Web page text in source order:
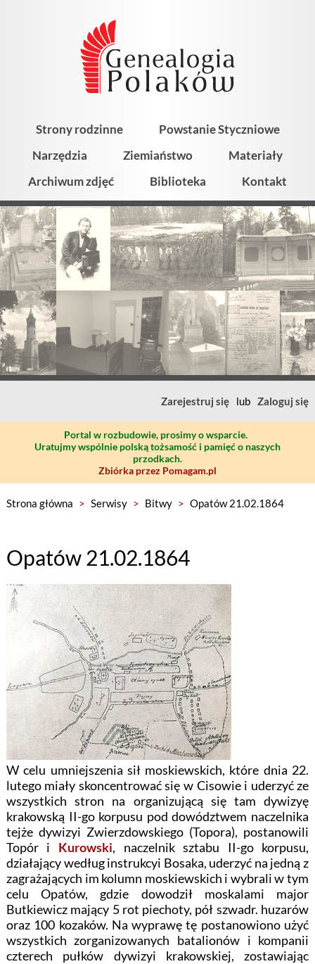
Strony rodzinne
Powstanie Styczniowe
Narzędzia
Ziemiaństwo
Materiały
Archiwum zdjęć
Biblioteka Kontakt
Zarejestruj się lub Zaloguj się
Portal w rozbudowie, prosimy o wsparcie.
Uratujmy wspólnie polską tożsamość i pamięć o naszych
przodkach.
Zbiórka przez Pomagam.pl
Strona główna > Serwisy > Bitwy > Opatów 21.02.1864
Opatów 21.02.1864
W celu umniejszenia sił moskiewskich, które dnia 22.
lutego miały skoncentrować się w Cisowie i uderzyć ze
wszystkich stron na organizującą się tam dywizyę
krakowską II-go korpusu pod dowództwem naczelnika
tejże dywizyi Zwierzdowskiego (Topora), postanowili
Topór i Kurowski, naczelnik sztabu II-go korpusu,
działający według instrukcyi Bosaka, uderzyć na jedną z
zagrażających im kolumn moskiewskich i wybrali w tym
celu Opatów, gdzie dowodził moskalami major
Butkiewicz mający 5 rot piechoty, pół szwadr. huzarów
oraz 100 kozaków. Na wyprawę tę postanowiono użyć
wszystkich zorganizowanych batalionów i kompanii
czterech pułków dywizyi krakowskiej, zostawiając